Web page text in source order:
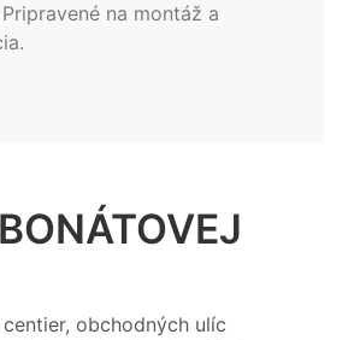
na montáž a
obchodných ulíc